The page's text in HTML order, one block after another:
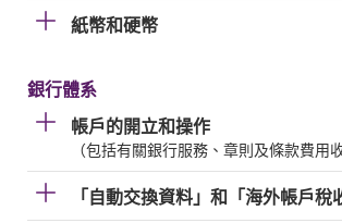
紙幣和硬幣
銀行體系
帳戶的開立和操作
（包括有關銀行服務、章則及條款費用
「自動交換資料」和「海外帳戶稅